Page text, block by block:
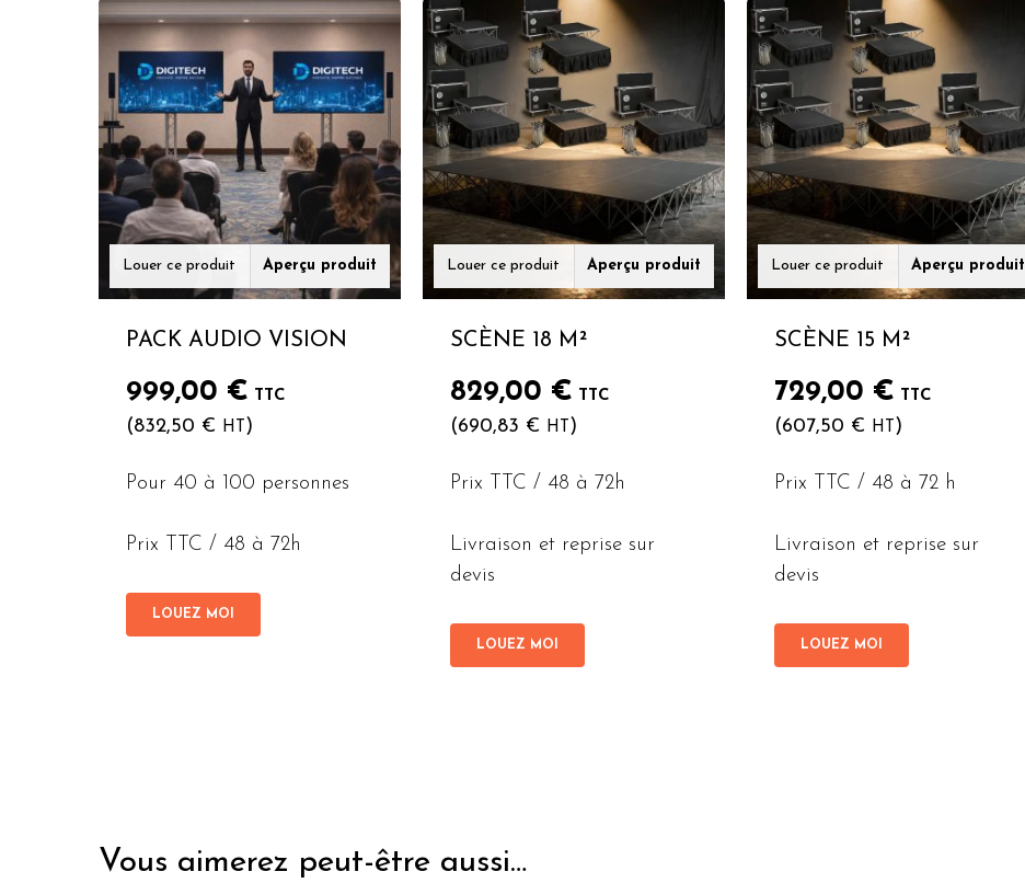
Louer ce produit Aperçu produit
PACK AUDIO VISION
999,00 € TTC
(832,50 € HT )
Pour 40 à 100 personnes
Prix TTC / 48 à 72h
LOUEZ MOI
Louer ce produit Aperçu produit
SCÈNE 18 M²
829,00 € TTC
(690,83 € HT )
Prix TTC / 48 à 72h
Livraison et reprise sur
devis
LOUEZ MOI
Louer ce produit Aperçu produit
SCÈNE 15 M²
729,00 € TTC
(607,50 € HT )
Prix TTC / 48 à 72 h
Livraison et reprise sur
devis
LOUEZ MOI
Vous aimerez peut-être aussi…